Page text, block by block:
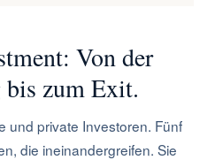
Von der
zum Exit.
und private Investoren. Fünf
die ineinandergreifen. Sie